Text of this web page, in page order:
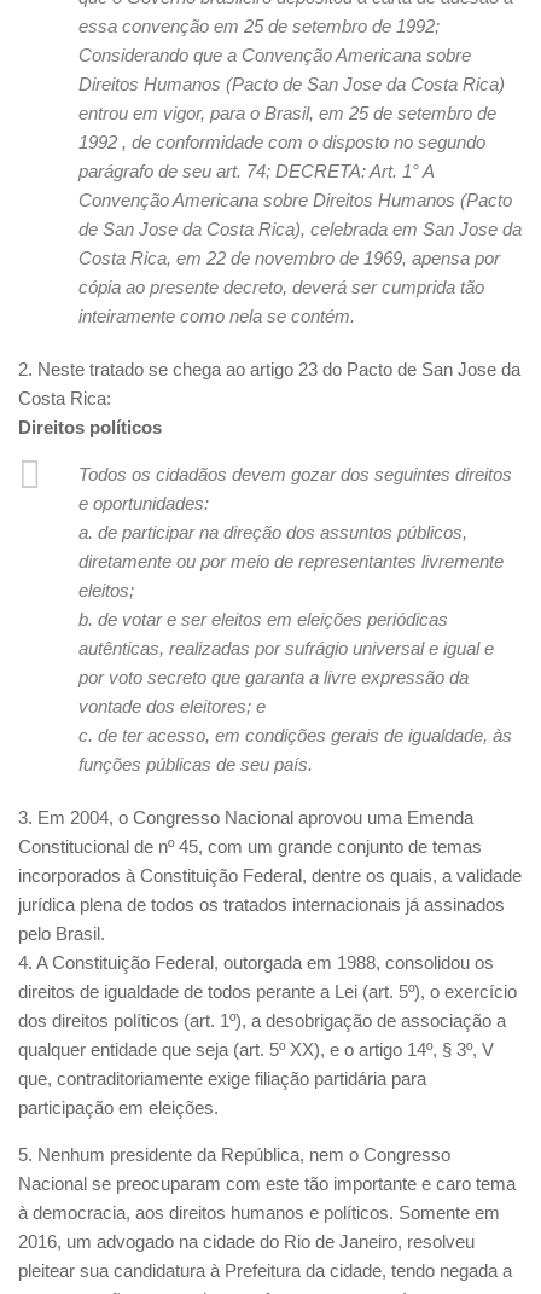
essa convenção em 25 de setembro de 1992;
Considerando que a Convenção Americana sobre
Direitos Humanos (Pacto de San Jose da Costa Rica)
entrou em vigor, para o Brasil, em 25 de setembro de
1992 , de conformidade com o disposto no segundo
parágrafo de seu art. 74; DECRETA: Art. 1° A
Convenção Americana sobre Direitos Humanos (Pacto
de San Jose da Costa Rica), celebrada em San Jose da
Costa Rica, em 22 de novembro de 1969, apensa por
cópia ao presente decreto, deverá ser cumprida tão
inteiramente como nela se contém.
2. Neste tratado se chega ao artigo 23 do Pacto de San Jose da
Costa Rica:
Direitos políticos
Todos os cidadãos devem gozar dos seguintes direitos
e oportunidades:
a. de participar na direção dos assuntos públicos,
diretamente ou por meio de representantes livremente
eleitos;
b. de votar e ser eleitos em eleições periódicas
autênticas, realizadas por sufrágio universal e igual e
por voto secreto que garanta a livre expressão da
vontade dos eleitores; e
c. de ter acesso, em condições gerais de igualdade, às
funções públicas de seu país.
3. Em 2004, o Congresso Nacional aprovou uma Emenda
Constitucional de nº 45, com um grande conjunto de temas
incorporados à Constituição Federal, dentre os quais, a validade
jurídica plena de todos os tratados internacionais já assinados
pelo Brasil.
4. A Constituição Federal, outorgada em 1988, consolidou os
direitos de igualdade de todos perante a Lei (art. 5º), o exercício
dos direitos políticos (art. 1º), a desobrigação de associação a
qualquer entidade que seja (art. 5º XX), e o artigo 14º, § 3º, V
que, contraditoriamente exige filiação partidária para
participação em eleições.
5. Nenhum presidente da República, nem o Congresso
Nacional se preocuparam com este tão importante e caro tema
à democracia, aos direitos humanos e políticos. Somente em
2016, um advogado na cidade do Rio de Janeiro, resolveu
pleitear sua candidatura à Prefeitura da cidade, tendo negada a